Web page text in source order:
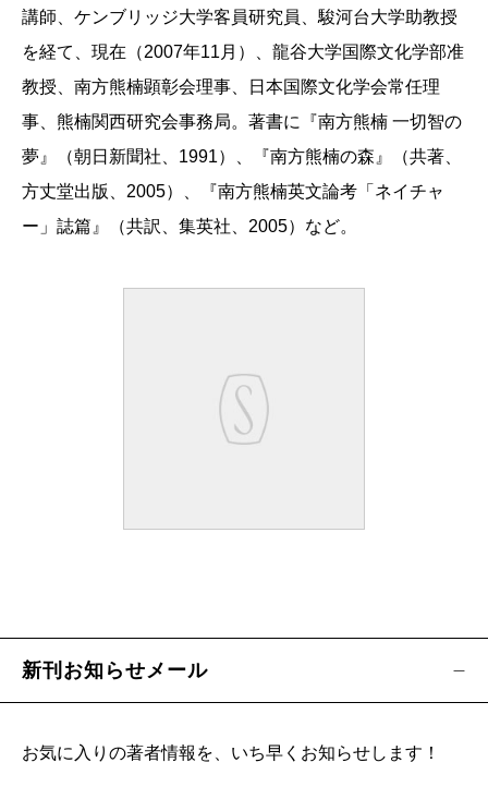
講師、ケンブリッジ大学客員研究員、駿河台大学助教授
を経て、現在（2007年11月）、龍谷大学国際文化学部准
教授、南方熊楠顕彰会理事、日本国際文化学会常任理
事、熊楠関西研究会事務局。著書に『南方熊楠 一切智の
夢』（朝日新聞社、1991）、『南方熊楠の森』（共著、
方丈堂出版、2005）、『南方熊楠英文論考「ネイチャ
ー」誌篇』（共訳、集英社、2005）など。
新刊お知らせメール
お気に入りの著者情報を、いち早くお知らせします！